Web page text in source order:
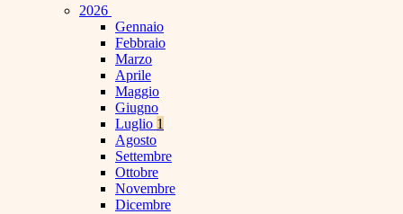
2026
Gennaio
Febbraio
Marzo
Aprile
Maggio
Giugno
Luglio 1
Agosto
Settembre
Ottobre
Novembre
Dicembre